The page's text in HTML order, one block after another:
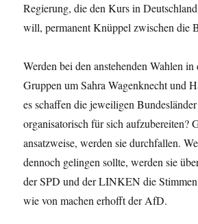
Regierung, die den Kurs in
will, permanent Knüppel zwischen die
Werden bei den anstehenden Wahlen in
Gruppen um Sahra Wagenknecht und
es schaffen die jeweiligen
organisatorisch für sich aufzubereiten?
ansatzweise, werden sie durchfallen.
dennoch gelingen sollte, werden sie
der SPD und der LINKEN die
wie von machen erhofft der AfD.